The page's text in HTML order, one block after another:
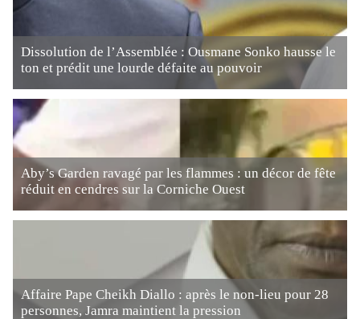
Dissolution de l’Assemblée : Ousmane Sonko hausse le
ton et prédit une lourde défaite au pouvoir
Aby’s Garden ravagé par les flammes : un décor de fête
réduit en cendres sur la Corniche Ouest
Affaire Pape Cheikh Diallo : après le non-lieu pour 28
personnes, Jamra maintient la pression